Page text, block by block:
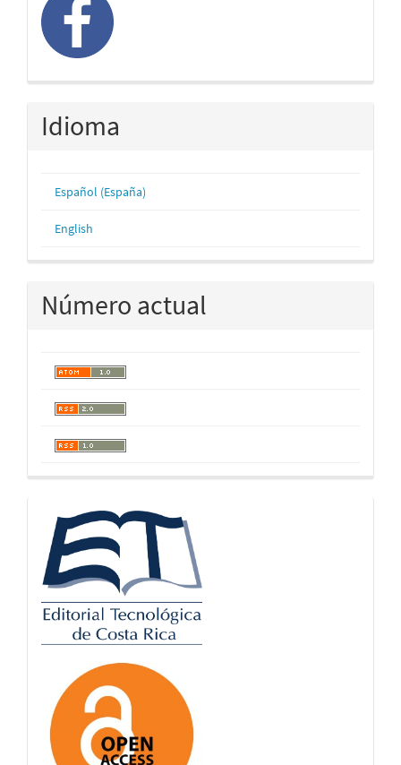
Idioma
Español (España)
English
Número actual
logos